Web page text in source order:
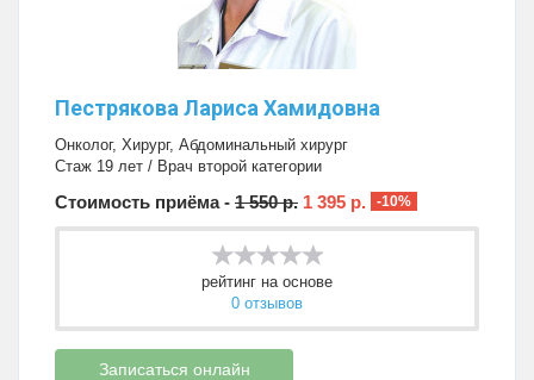
Пестрякова Лариса Хамидовна
Онколог, Хирург, Абдоминальный хирург
Стаж 19 лет / Врач второй категории
Стоимость приёма - 1 550 р. 1 395 р. -10%
рейтинг на основе
0 отзывов
Записаться онлайн